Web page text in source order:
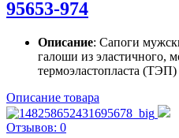
95653-974
Описание: Сапоги
галоши из эластичного,
термоэластопласта
Описание товара
Отзывов: 0